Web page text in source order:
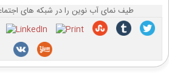
طیف نمای آب نوین را در شبکه های